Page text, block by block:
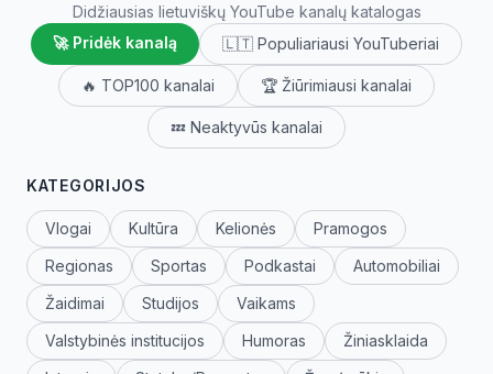
Didžiausias lietuviškų YouTube kanalų katalogas
🚀 Pridėk kanalą
🇱🇹 Populiariausi YouTuberiai
🔥 TOP100 kanalai 🏆 Žiūrimiausi kanalai
💤 Neaktyvūs kanalai
KATEGORIJOS
Vlogai Kultūra Kelionės
Pramogos
Regionas
Sportas Podkastai
Automobiliai
Žaidimai
Studijos
Vaikams
Valstybinės institucijos
Humoras
Žiniasklaida